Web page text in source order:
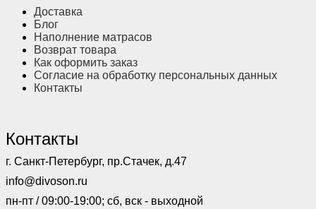
Доставка
Блог
Наполнение матрасов
Возврат товара
Как оформить заказ
Согласие на обработку персональных данных
Контакты
Контакты
г. Санкт-Петербург, пр.Стачек, д.47
info@divoson.ru
пн-пт / 09:00-19:00; сб, вск - выходной